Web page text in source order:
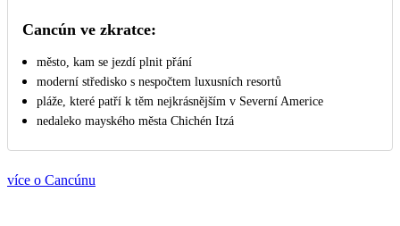
Cancún ve zkratce:
město, kam se jezdí plnit přání
moderní středisko s nespočtem luxusních resortů
pláže, které patří k těm nejkrásnějším v Severní Americe
nedaleko mayského města Chichén Itzá
více o Cancúnu